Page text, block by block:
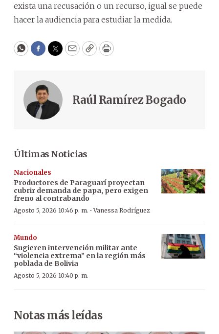
exista una recusación o un recurso, igual se puede
hacer la audiencia para estudiar la medida.
WhatsApp
Facebook
Twitter
EmailCopyPrint
Raúl Ramírez Bogado
Últimas Noticias
Nacionales
Productores de Paraguarí proyectan
cubrir demanda de papa, pero exigen
freno al contrabando
Agosto 5, 2026 10:46 p. m. ·Vanessa Rodríguez
Mundo
Sugieren intervención militar ante
“violencia extrema” en la región más
poblada de Bolivia
Agosto 5, 2026 10:40 p. m.
Notas más leídas